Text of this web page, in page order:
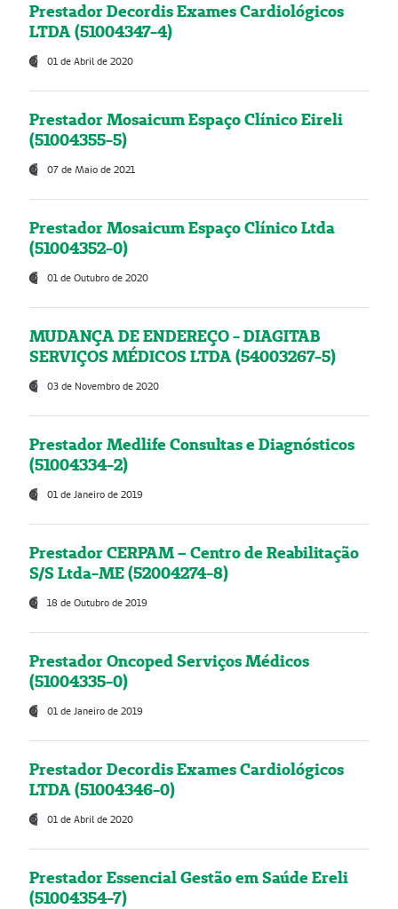
Prestador Decordis Exames Cardiológicos
LTDA (51004347-4)
01 de Abril de 2020
Prestador Mosaicum Espaço Clínico Eireli
(51004355-5)
07 de Maio de 2021
Prestador Mosaicum Espaço Clínico Ltda
(51004352-0)
01 de Outubro de 2020
MUDANÇA DE ENDEREÇO - DIAGITAB
SERVIÇOS MÉDICOS LTDA (54003267-5)
03 de Novembro de 2020
Prestador Medlife Consultas e Diagnósticos
(51004334-2)
01 de Janeiro de 2019
Prestador CERPAM – Centro de Reabilitação
S/S Ltda-ME (52004274-8)
18 de Outubro de 2019
Prestador Oncoped Serviços Médicos
(51004335-0)
01 de Janeiro de 2019
Prestador Decordis Exames Cardiológicos
LTDA (51004346-0)
01 de Abril de 2020
Prestador Essencial Gestão em Saúde Ereli
(51004354-7)